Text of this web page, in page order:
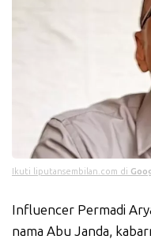
Ikuti liputansembilan.com di
Influencer Permadi
nama Abu Janda,